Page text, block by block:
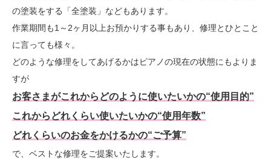
の塗装をする「全塗装」などもあります。
作業期間も1～2ヶ月以上お預かりする事もあり、修理とひとこと
に言っても様々。
どのような修理をしてあげるかはピアノの現在の状態にもよりま
すが
お客さまがこれからどのように使いたいかの“使用目的”
これからどれくらい使いたいかの“使用年数”
どれくらいのお金をかけるかの“ご予算”
で、ベストな修理をご提案いたします。